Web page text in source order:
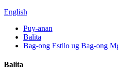
English
Puy-anan
Balita
Bag-ong Estilo ug Bag-ong
Balita